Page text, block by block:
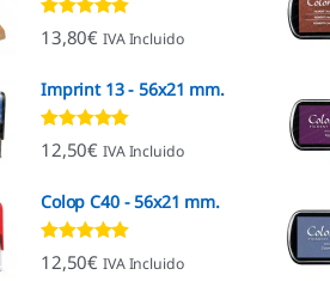
Valorado con
4.80de 5
13,80€ IVA Incluido
Imprint 13 - 56x21 mm.
Valorado con
4.96de 5
12,50€ IVA Incluido
Colop C40 - 56x21 mm.
Valorado con
4.88de 5
12,50€ IVA Incluido